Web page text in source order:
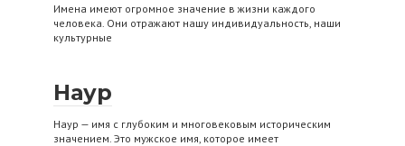
Имена имеют огромное значение в жизни каждого
человека. Они отражают нашу индивидуальность, наши
культурные
Наур
Наур — имя с глубоким и многовековым историческим
значением. Это мужское имя, которое имеет